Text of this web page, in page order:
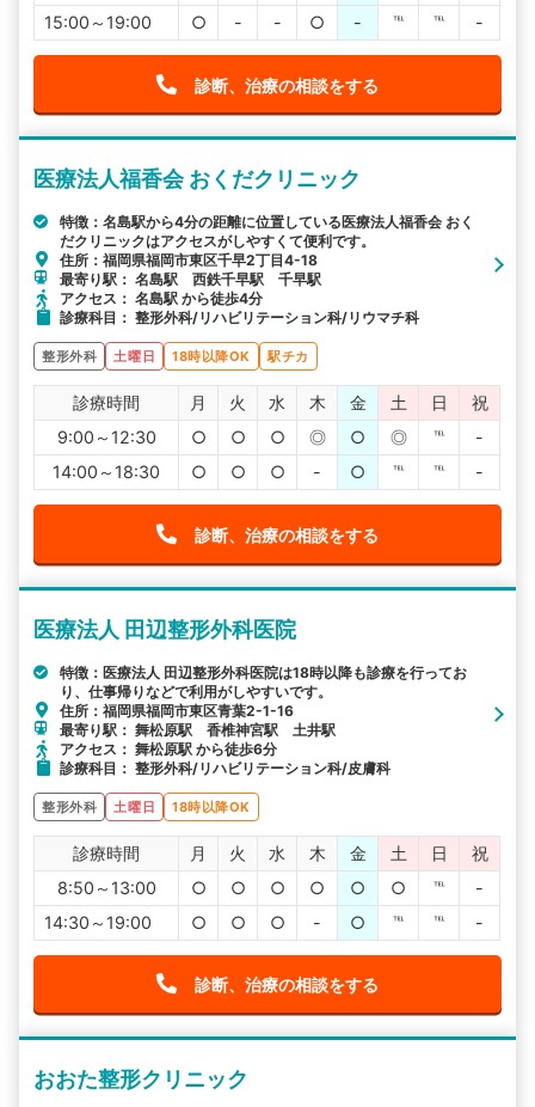
15:00～19:00 ○ - - ○ - ℡ ℡ -
診断、治療の相談をする
医療法人福香会 おくだクリニック
特徴：名島駅から4分の距離に位置している医療法人福香会 おく
だクリニックはアクセスがしやすくて便利です。
住所：福岡県福岡市東区千早2丁目4-18
最寄り駅： 名島駅 西鉄千早駅 千早駅
アクセス： 名島駅 から徒歩4分
診療科目： 整形外科/リハビリテーション科/リウマチ科
整形外科 土曜日 18時以降OK 駅チカ
診療時間 月 火 水 木 金 土 日
祝
9:00～12:30
○ ○ ○ ◎ ○ ◎ ℡
-
14:00～18:30
○ ○ ○ - ○ ℡ ℡ -
診断、治療の相談をする
医療法人 田辺整形外科医院
特徴：医療法人 田辺整形外科医院は18時以降も診療を行ってお
り、仕事帰りなどで利用がしやすいです。
住所：福岡県福岡市東区青葉2-1-16
最寄り駅： 舞松原駅 香椎神宮駅 土井駅
アクセス： 舞松原駅 から徒歩6分
診療科目： 整形外科/リハビリテーション科/皮膚科
整形外科 土曜日 18時以降OK
診療時間 月 火 水 木 金 土 日
祝
8:50～13:00
○ ○ ○ ○ ○ ○ ℡
-
14:30～19:00
○ ○ ○ - ○ ℡ ℡ -
診断、治療の相談をする
おおた整形クリニック